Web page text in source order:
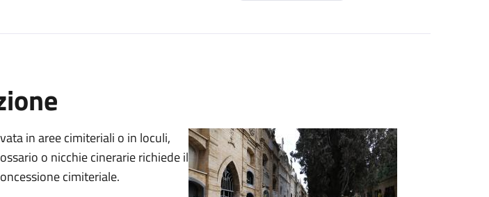
in aree cimiteriali o in loculi,
o nicchie cinerarie richiede il
cimiteriale.